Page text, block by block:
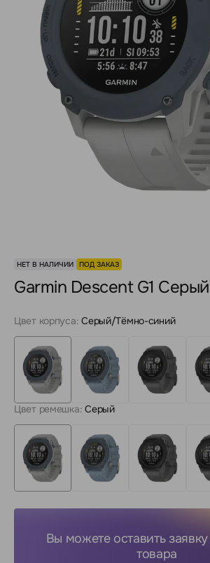
НЕТ В НАЛИЧИИ ПОД ЗАКАЗ
Garmin Descent G1 Серый
Цвет корпуса: Серый/Тёмно-синий
Цвет ремешка: Серый
Вы можете оставить
товара